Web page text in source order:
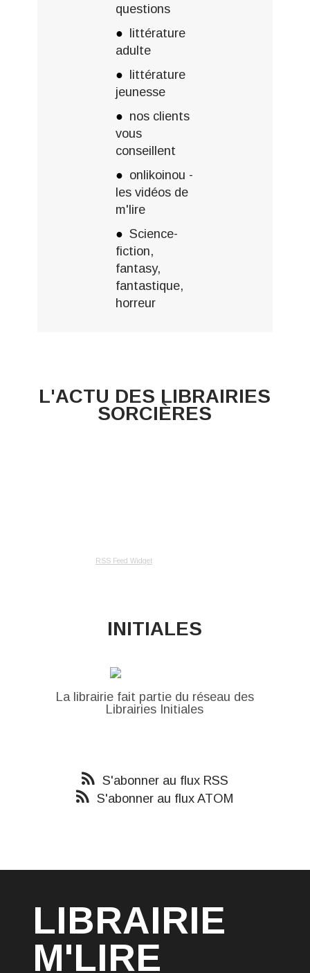
questions
littérature
adulte
littérature
jeunesse
nos clients
vous
conseillent
onlikoinou -
les vidéos de
m'lire
Science-
fiction,
fantasy,
fantastique,
horreur
L'ACTU DES LIBRAIRIES
SORCIÈRES
RSS Feed Widget
INITIALES
La librairie fait partie du réseau des
Librairies Initiales
S'abonner au flux RSS
S'abonner au flux ATOM
LIBRAIRIE
M'LIRE